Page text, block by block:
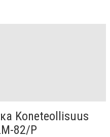
Koneteollisuus
82/P